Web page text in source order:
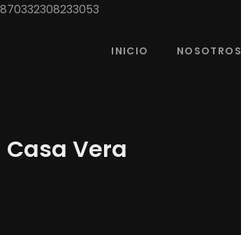
870332308233053
INICIO NOSOTROS
Casa Vera